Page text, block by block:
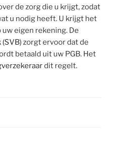
de zorg die u krijgt, zodat
u nodig heeft. U krijgt het
eigen rekening. De
zorgt ervoor dat de
betaald uit uw PGB. Het
dit regelt.